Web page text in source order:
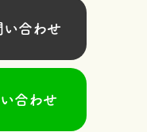
合わせ
合わせ